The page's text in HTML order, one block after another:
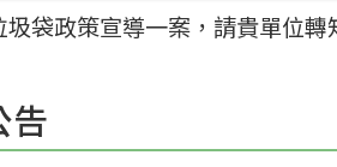
袋政策宣導一案，請貴單位轉
告